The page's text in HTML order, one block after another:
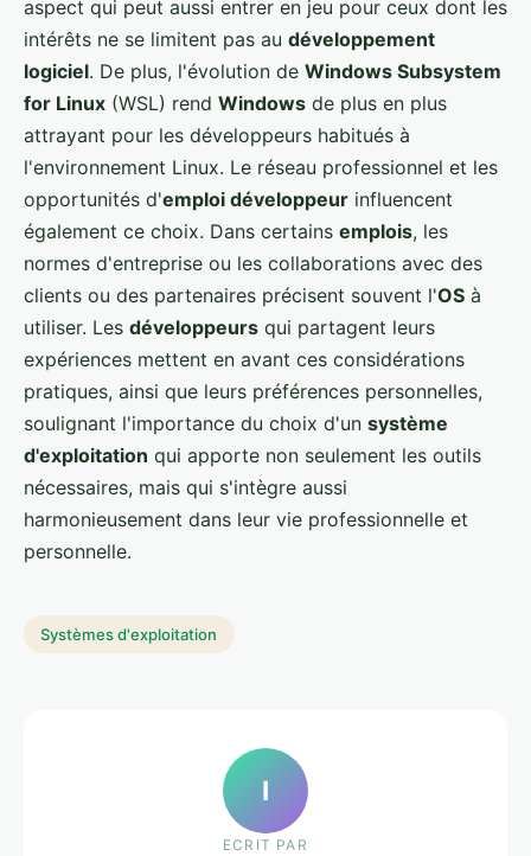
aspect qui peut aussi entrer en jeu pour ceux dont les
intérêts ne se limitent pas au développement
logiciel. De plus, l'évolution de Windows Subsystem
for Linux (WSL) rend Windows de plus en plus
attrayant pour les développeurs habitués à
l'environnement Linux. Le réseau professionnel et les
opportunités d'emploi développeur influencent
également ce choix. Dans certains emplois, les
normes d'entreprise ou les collaborations avec des
clients ou des partenaires précisent souvent l'OS à
utiliser. Les développeurs qui partagent leurs
expériences mettent en avant ces considérations
pratiques, ainsi que leurs préférences personnelles,
soulignant l'importance du choix d'un système
d'exploitation qui apporte non seulement les outils
nécessaires, mais qui s'intègre aussi
harmonieusement dans leur vie professionnelle et
personnelle.
Systèmes d'exploitation
I
ECRIT PAR